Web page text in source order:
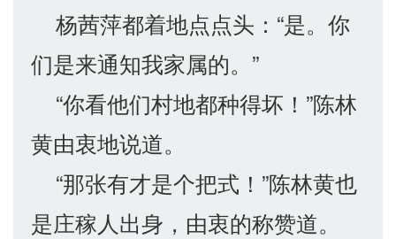
杨茜萍都着地点点头：“是。你
们是来通知我家属的。”
“你看他们村地都种得坏！”陈林
黄由衷地说道。
“那张有才是个把式！”陈林黄也
是庄稼人出身，由衷的称赞道。